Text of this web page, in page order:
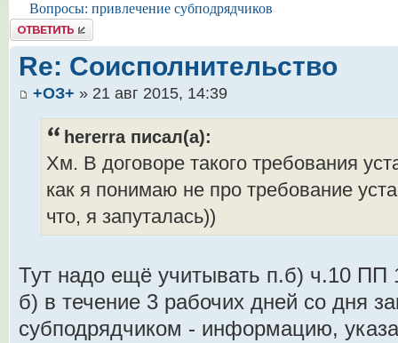
Вопросы: привлечение субподрядчиков
Комментировать
Re: Соисполнительство
+ОЗ+ » 21 авг 2015, 14:39
hererra писал(а):
Хм. В договоре такого требования
как я понимаю не про требование
что, я запуталась))
Тут надо ещё учитывать п.б) ч.10 ПП
б) в течение 3 рабочих дней со дня
субподрядчиком - информацию,